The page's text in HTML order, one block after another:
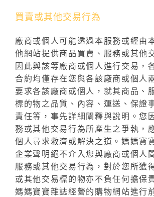
買賣或其他交易行為
廠商或個人可能透過本服務或經由
他網站提供商品買賣、服務或其他
因此與該等廠商或個人進行交易，
合約均僅存在您與各該廠商或個人
要求各該廠商或個人，就其商品、
標的物之品質、內容、運送、保證
責任等，事先詳細闡釋與說明。您
務或其他交易行為所產生之爭執，
個人尋求救濟或解決之道。媽媽寶
企業聲明絕不介入您與廠商或個人
服務或其他交易行為，對於您所獲
或其他交易標的物亦不負任何擔保
媽媽寶寶雜誌經營的購物網站進行